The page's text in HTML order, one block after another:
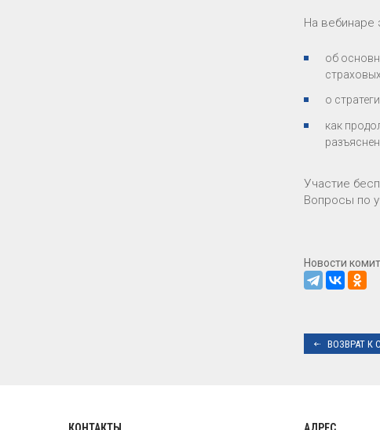
На вебинаре
об
о
как
Участие
Вопросы по
Новости
ВОЗВРАТ К